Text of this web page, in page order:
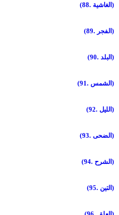
(88. الغاشية)
(89. الفجر)
(90. البلد)
(91. الشمس)
(92. الليل)
(93. الضحى)
(94. الشرح)
(95. التين)